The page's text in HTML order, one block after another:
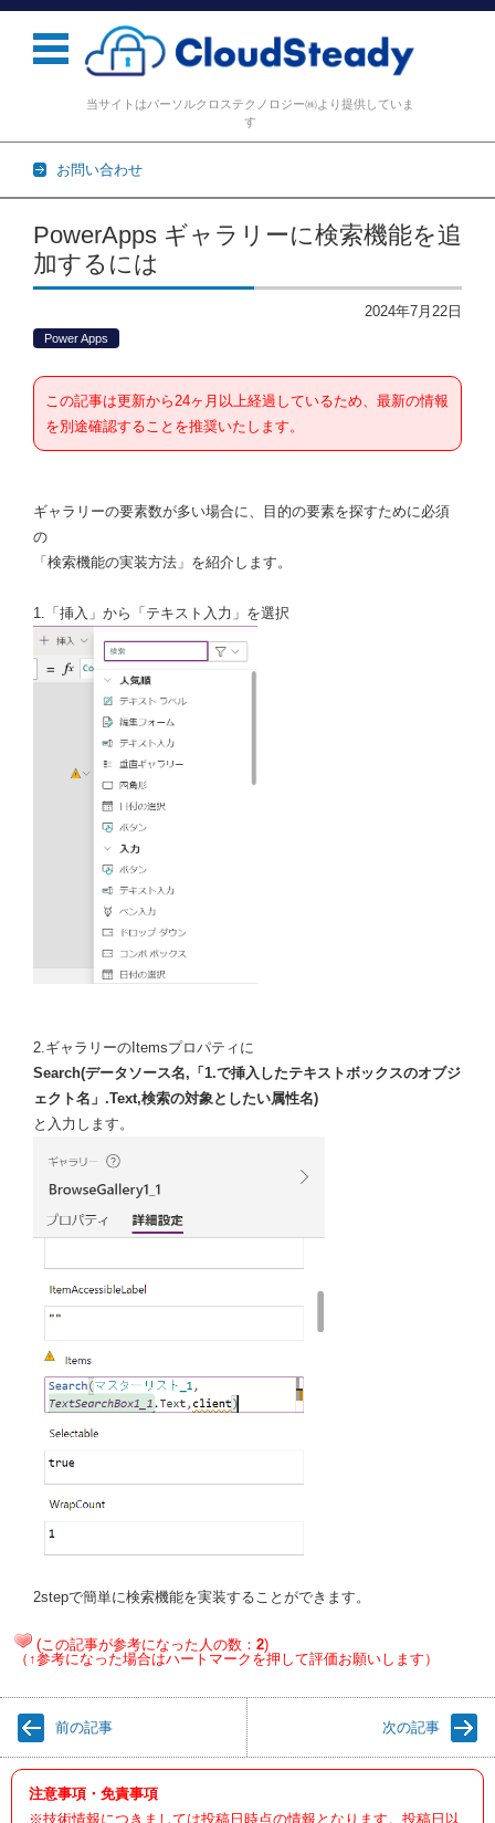
当サイトはパーソルクロステクノロジー㈱より提供していま
す
お問い合わせ
コンテンツに移動
PowerApps ギャラリーに検索機能を追
加するには
2024年7月22日
Power Apps
この記事は更新から24ヶ月以上経過しているため、最新の情報
を別途確認することを推奨いたします。
ギャラリーの要素数が多い場合に、目的の要素を探すために必須
の
「検索機能の実装方法」を紹介します。
1.「挿入」から「テキスト入力」を選択
2.ギャラリーのItemsプロパティに
Search(データソース名,「1.で挿入したテキストボックスのオブジ
ェクト名」 .Text,検索の対象としたい属性名)
と入力します。
2stepで簡単に検索機能を実装することができます。
(この記事が参考になった人の数： 2)
（↑参考になった場合はハートマークを押して評価お願いします）
前の記事 次の記事
注意事項・免責事項
※技術情報につきましては投稿日時点の情報となります。投稿日以